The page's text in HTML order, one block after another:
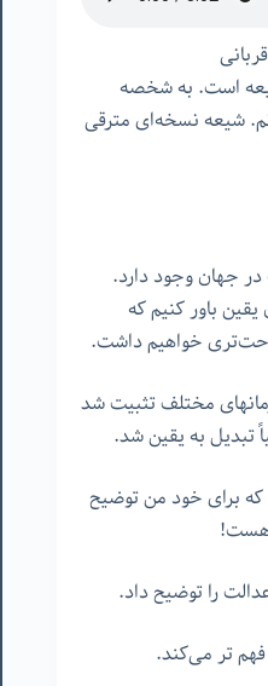
است. به شخصه
شیعه نسخه‌ای مترقی
جهان وجود دارد.
باور کنیم که
خواهیم داشت.
مختلف تثبیت شد
تبدیل به یقین شد.
برای خود من توضیح
هست!
را توضیح داد.
فهم تر می‌کند.